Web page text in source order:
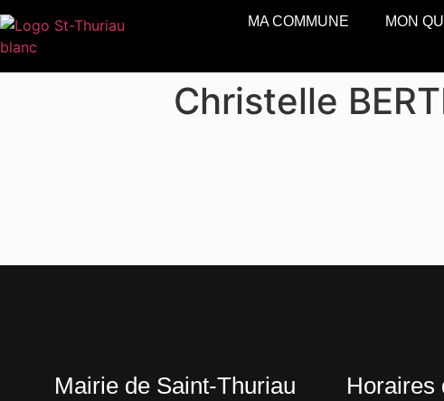
MA COMMUNE MON
Christelle
Mairie de Saint-Thuriau Horaires